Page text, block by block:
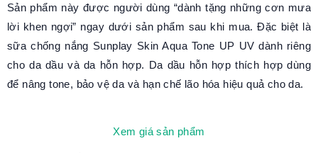
Sản phẩm này được người dùng “dành tặng những cơn mưa
lời khen ngợi” ngay dưới sản phẩm sau khi mua. Đặc biệt là
sữa chống nắng Sunplay Skin Aqua Tone UP UV dành riêng
cho da dầu và da hỗn hợp. Da dầu hỗn hợp thích hợp dùng
để nâng tone, bảo vệ da và hạn chế lão hóa hiệu quả cho da.
Xem giá sản phẩm